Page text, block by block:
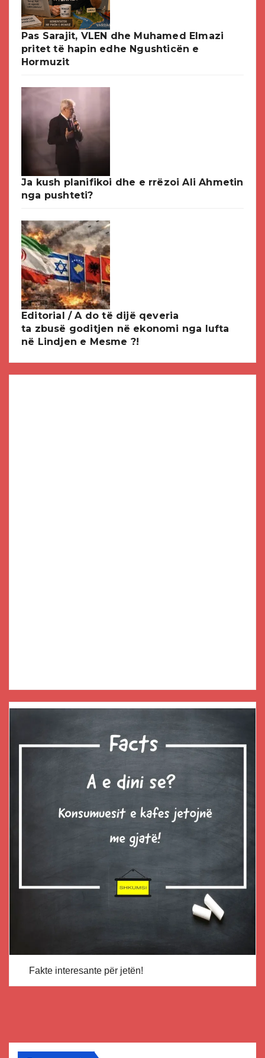
Pas Sarajit, VLEN dhe Muhamed Elmazi
pritet të hapin edhe Ngushticën e
Hormuzit
Ja kush planifikoi dhe e rrëzoi Ali Ahmetin
nga pushteti?
Editorial / A do të dijë qeveria
ta zbusë goditjen në ekonomi nga lufta
në Lindjen e Mesme ?!
Fakte interesante për jetën!